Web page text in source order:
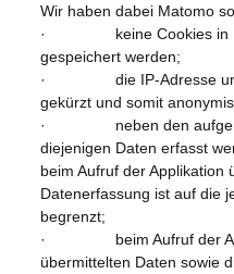
Wir haben dabei Matomo
· keine Cookies in
gespeichert werden;
· die IP-Adresse um
gekürzt und somit
· neben den
diejenigen Daten erfasst
beim Aufruf der Applikation
Datenerfassung ist auf die
begrenzt;
· beim Aufruf der
übermittelten Daten sowie